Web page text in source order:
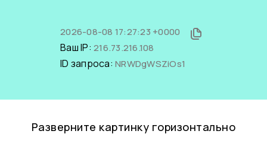
2026-08-08 17:27:23 +0000
Ваш IP: 216.73.216.108
ID запроса: NRWDgWSZiOs1
Разверните картинку горизонтально